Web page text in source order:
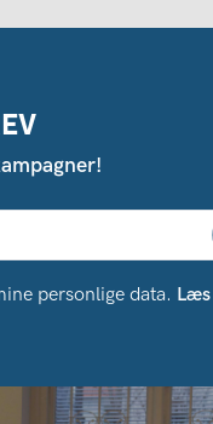
personlige data.